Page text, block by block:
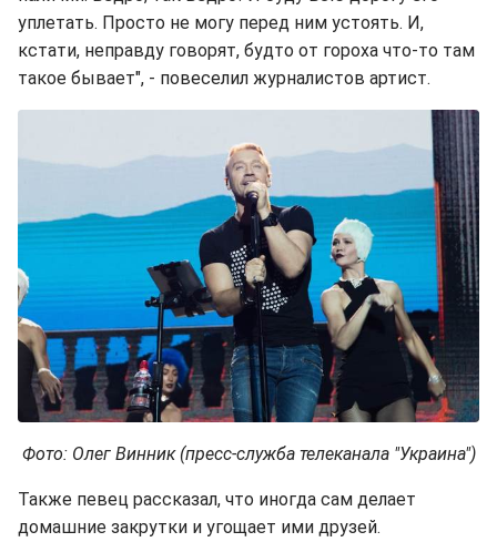
уплетать. Просто не могу перед ним устоять. И,
кстати, неправду говорят, будто от гороха что-то там
такое бывает", - повеселил журналистов артист.
Фото: Олег Винник (пресс-служба телеканала "Украина")
Также певец рассказал, что иногда сам делает
домашние закрутки и угощает ими друзей.